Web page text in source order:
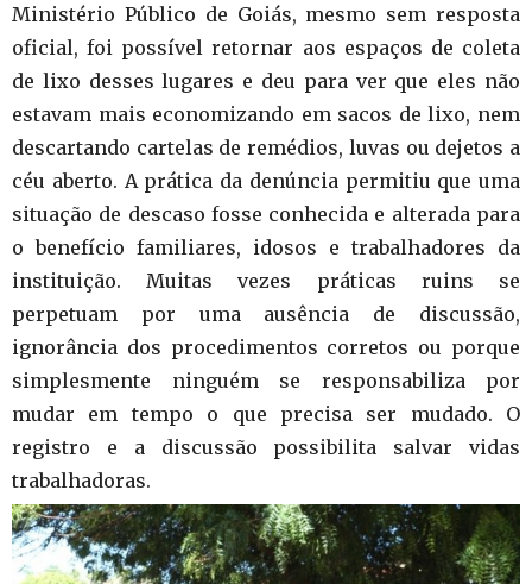
Ministério Público de Goiás, mesmo sem resposta
oficial, foi possível retornar aos espaços de coleta
de lixo desses lugares e deu para ver que eles não
estavam mais economizando em sacos de lixo, nem
descartando cartelas de remédios, luvas ou dejetos a
céu aberto. A prática da denúncia permitiu que uma
situação de descaso fosse conhecida e alterada para
o benefício familiares, idosos e trabalhadores da
instituição. Muitas vezes práticas ruins se
perpetuam por uma ausência de discussão,
ignorância dos procedimentos corretos ou porque
simplesmente ninguém se responsabiliza por
mudar em tempo o que precisa ser mudado. O
registro e a discussão possibilita salvar vidas
trabalhadoras.